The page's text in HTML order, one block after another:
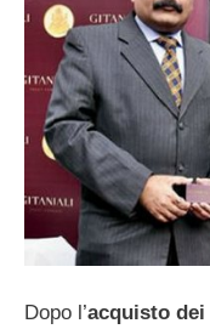
Dopo l’acquisto dei